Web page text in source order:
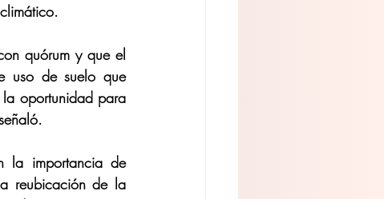
quórum y que el
uso de suelo que
la oportunidad para
la importancia de
reubicación de la